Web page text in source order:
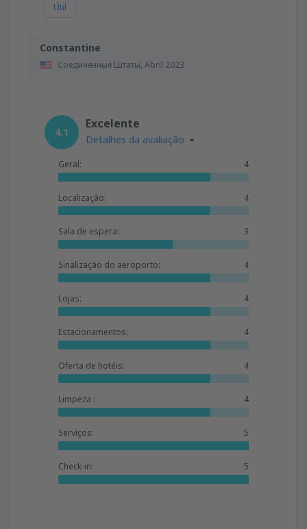
Constantine
Соединенные Штаты, Abril 2023
Útil
4.1
Excelente
Detalhes da avaliação
Geral: 4
Localização: 4
Sala de espera: 3
Sinalização do aeroporto: 4
Lojas: 4
Estacionamentos: 4
Oferta de hotéis: 4
Limpeza : 4
Serviços: 5
Check-in: 5